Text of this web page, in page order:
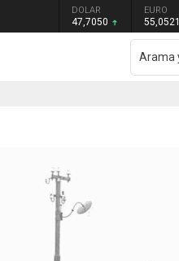
DOLAR
47,7050
EURO
55,0521